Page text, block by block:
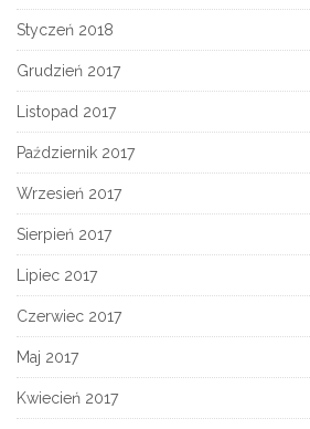
Styczeń 2018
Grudzień 2017
Listopad 2017
Październik 2017
Wrzesień 2017
Sierpień 2017
Lipiec 2017
Czerwiec 2017
Maj 2017
Kwiecień 2017